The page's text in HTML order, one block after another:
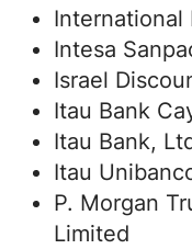
International
Intesa
Israel
Itau Bank
Itau Bank,
Itau
P. Morgan
Limited